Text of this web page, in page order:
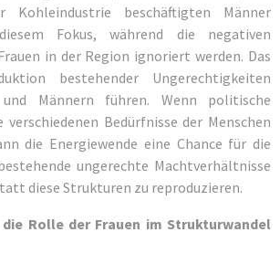
beschäftigten Männer
Fokus, während die negativen
in der Region ignoriert werden. Das
bestehender Ungerechtigkeiten
und Männern führen. Wenn politische
verschiedenen Bedürfnisse der Menschen
die Energiewende eine Chance für die
ungerechte Machtverhältnisse
diese Strukturen zu reproduzieren.
Rolle der Frauen im Strukturwandel